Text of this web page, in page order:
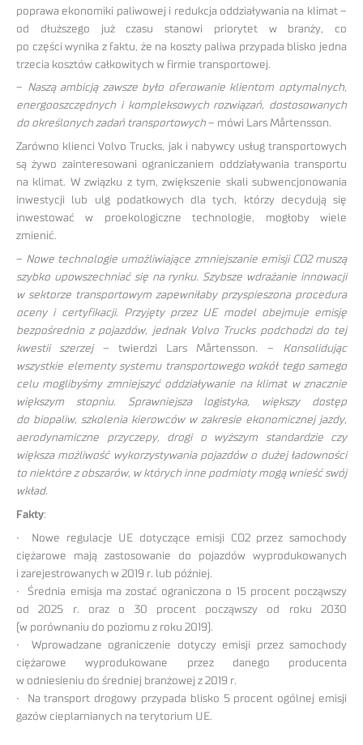
poprawa ekonomiki paliwowej i redukcja oddziaływania na klimat –
od dłuższego już czasu stanowi priorytet w branży, co
po części wynika z faktu, że na koszty paliwa przypada blisko jedna
trzecia kosztów całkowitych w firmie transportowej.
– Naszą ambicją zawsze było oferowanie klientom optymalnych,
energooszczędnych i kompleksowych rozwiązań, dostosowanych
do określonych zadań transportowych – mówi Lars Mårtensson.
Zarówno klienci Volvo Trucks, jak i nabywcy usług transportowych
są żywo zainteresowani ograniczaniem oddziaływania transportu
na klimat. W związku z tym, zwiększenie skali subwencjonowania
inwestycji lub ulg podatkowych dla tych, którzy decydują się
inwestować w proekologiczne technologie, mogłoby wiele
zmienić.
– Nowe technologie umożliwiające zmniejszanie emisji CO2 muszą
szybko upowszechniać się na rynku. Szybsze wdrażanie innowacji
w sektorze transportowym zapewniłaby przyspieszona procedura
oceny i certyfikacji. Przyjęty przez UE model obejmuje emisję
bezpośrednio z pojazdów, jednak Volvo Trucks podchodzi do tej
kwestii szerzej– twierdzi Lars Mårtensson. – Konsolidując
wszystkie elementy systemu transportowego wokół tego samego
celu moglibyśmy zmniejszyć oddziaływanie na klimat w znacznie
większym stopniu. Sprawniejsza logistyka, większy dostęp
do biopaliw, szkolenia kierowców w zakresie ekonomicznej jazdy,
aerodynamiczne przyczepy, drogi o wyższym standardzie czy
większa możliwość wykorzystywania pojazdów o dużej ładowności
to niektóre z obszarów, w których inne podmioty mogą wnieść swój
wkład.
Fakty:
• Nowe regulacje UE dotyczące emisji CO2 przez samochody
ciężarowe mają zastosowanie do pojazdów wyprodukowanych
i zarejestrowanych w 2019 r. lub później.
• Średnia emisja ma zostać ograniczona o 15 procent począwszy
od 2025 r. oraz o 30 procent począwszy od roku 2030
(w porównaniu do poziomu z roku 2019).
• Wprowadzane ograniczenie dotyczy emisji przez samochody
ciężarowe wyprodukowane przez danego producenta
w odniesieniu do średniej branżowej z 2019 r.
• Na transport drogowy przypada blisko 5 procent ogólnej emisji
gazów cieplarnianych na terytorium UE.